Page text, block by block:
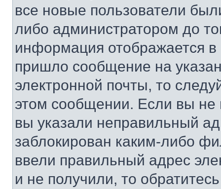
все новые пользователи
либо администратором до
информация отображается
пришло сообщение на
электронной почты, то
этом сообщении. Если вы
вы указали неправильный
заблокирован каким-либо
ввели правильный адрес
и не получили, то